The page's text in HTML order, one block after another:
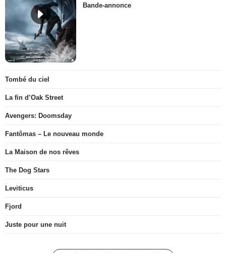
Bande-annonce
Tombé du ciel
La fin d’Oak Street
Avengers: Doomsday
Fantômas – Le nouveau monde
La Maison de nos rêves
The Dog Stars
Leviticus
Fjord
Juste pour une nuit